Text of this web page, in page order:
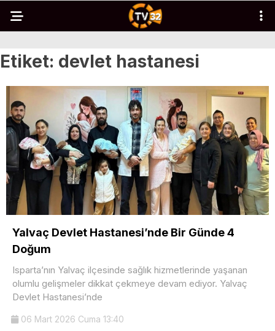
Etiket: devlet hastanesi
Yalvaç Devlet Hastanesi’nde Bir Günde 4
Doğum
Isparta’nın Yalvaç ilçesinde sağlık hizmetlerinde yaşanan
olumlu gelişmeler dikkat çekmeye devam ediyor. Yalvaç
Devlet Hastanesi’nde
06 Mart 2026 Cuma 13:40